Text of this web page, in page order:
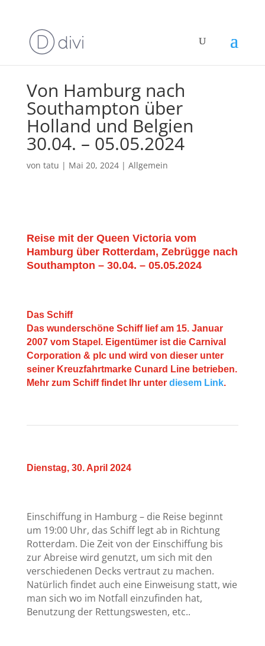
Von Hamburg nach
Southampton über
Holland und Belgien
30.04. – 05.05.2024
von tatu | Mai 20, 2024| Allgemein
Reise mit der Queen Victoria vom
Hamburg über Rotterdam, Zebrügge nach
Southampton – 30.04. – 05.05.2024
Das Schiff
Das wunderschöne Schiff lief am 15. Januar
2007 vom Stapel. Eigentümer ist die Carnival
Corporation & plc und wird von dieser unter
seiner Kreuzfahrtmarke Cunard Line betrieben.
Mehr zum Schiff findet Ihr unter diesem Link.
Dienstag, 30. April 2024
Einschiffung in Hamburg – die Reise beginnt
um 19:00 Uhr, das Schiff legt ab in Richtung
Rotterdam. Die Zeit von der Einschiffung bis
zur Abreise wird genutzt, um sich mit den
verschiedenen Decks vertraut zu machen.
Natürlich findet auch eine Einweisung statt, wie
man sich wo im Notfall einzufinden hat,
Benutzung der Rettungswesten, etc..